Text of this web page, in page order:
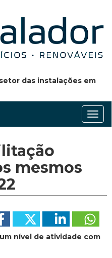
das instalações em
mesmos
nível de atividade com